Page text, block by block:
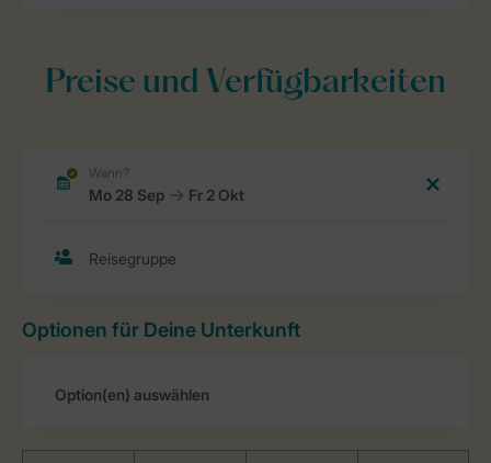
Preise und Verfügbarkeiten
Optionen für Deine Unterkunft